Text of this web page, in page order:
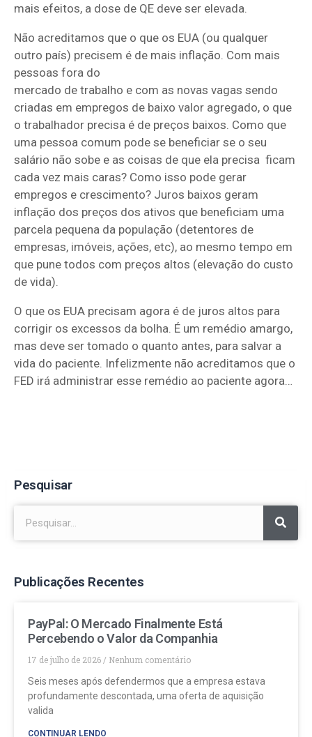
mais efeitos, a dose de QE deve ser elevada.
Não acreditamos que o que os EUA (ou qualquer
outro país) precisem é de mais inflação. Com mais
pessoas fora do
mercado de trabalho e com as novas vagas sendo
criadas em empregos de baixo valor agregado, o que
o trabalhador precisa é de preços baixos. Como que
uma pessoa comum pode se beneficiar se o seu
salário não sobe e as coisas de que ela precisa ficam
cada vez mais caras? Como isso pode gerar
empregos e crescimento? Juros baixos geram
inflação dos preços dos ativos que beneficiam uma
parcela pequena da população (detentores de
empresas, imóveis, ações, etc), ao mesmo tempo em
que pune todos com preços altos (elevação do custo
de vida).
O que os EUA precisam agora é de juros altos para
corrigir os excessos da bolha. É um remédio amargo,
mas deve ser tomado o quanto antes, para salvar a
vida do paciente. Infelizmente não acreditamos que o
FED irá administrar esse remédio ao paciente agora…
Pesquisar
Publicações Recentes
PayPal: O Mercado Finalmente Está
Percebendo o Valor da Companhia
17 de julho de 2026
Nenhum comentário
Seis meses após defendermos que a empresa estava
profundamente descontada, uma oferta de aquisição
valida
CONTINUAR LENDO